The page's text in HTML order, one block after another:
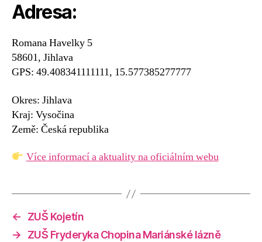
Adresa:
Romana Havelky 5
58601, Jihlava
GPS: 49.408341111111, 15.577385277777
Okres: Jihlava
Kraj: Vysočina
Země: Česká republika
Více informací a aktuality na oficiálním webu
←
ZUŠ Kojetín
→
ZUŠ Fryderyka Chopina Mariánské lázně